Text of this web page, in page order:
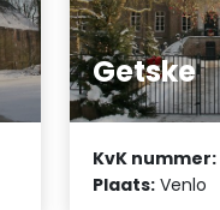
Getske
KvK nummer:
Plaats: Venlo